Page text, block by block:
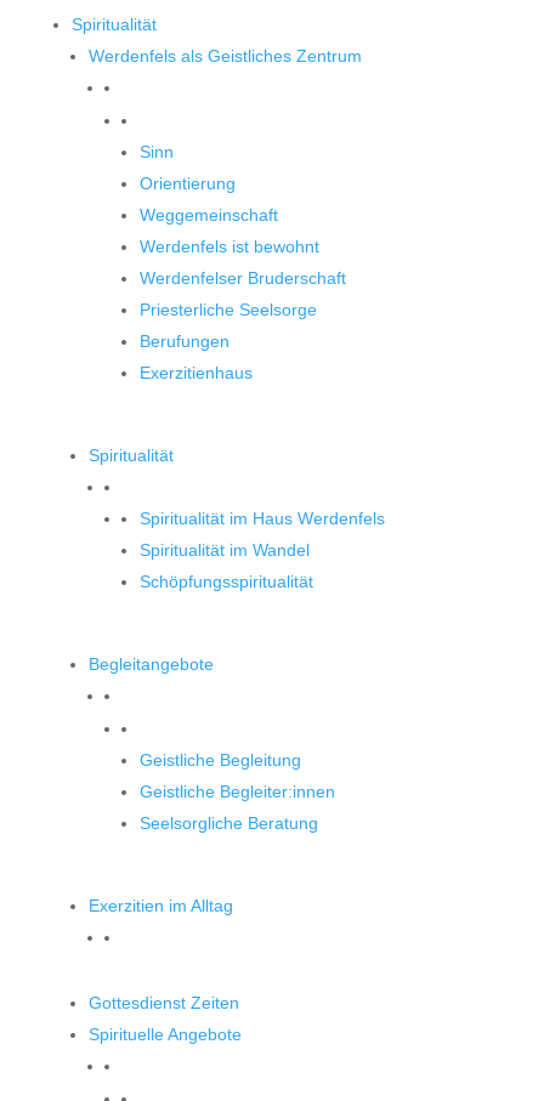
Spiritualität
Werdenfels als Geistliches Zentrum
Sinn
Orientierung
Weggemeinschaft
Werdenfels ist bewohnt
Werdenfelser Bruderschaft
Priesterliche Seelsorge
Berufungen
Exerzitienhaus
Spiritualität
Spiritualität im Haus Werdenfels
Spiritualität im Wandel
Schöpfungsspiritualität
Begleitangebote
Geistliche Begleitung
Geistliche Begleiter:innen
Seelsorgliche Beratung
Exerzitien im Alltag
Gottesdienst Zeiten
Spirituelle Angebote